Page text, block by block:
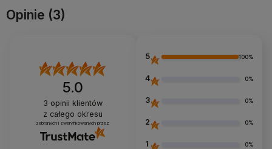
Opinie (3)
5.0
3 opinii klientów
z całego okresu
zebranych i zweryfikowanych przez
5 100%
4 0%
3 0%
2 0%
1 0%